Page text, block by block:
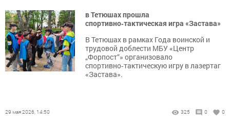
в Тетюшах прошла
спортивно‑тактическая игра «Застава»
В Тетюшах в рамках Года воинской и
трудовой доблести МБУ «Центр
„Форпост“» организовало
спортивно‑тактическую игру в лазертаг
«Застава».
29 мая 2026, 14:50 325 0 0